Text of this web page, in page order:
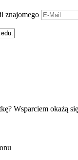
znajomego
Wsparciem okażą